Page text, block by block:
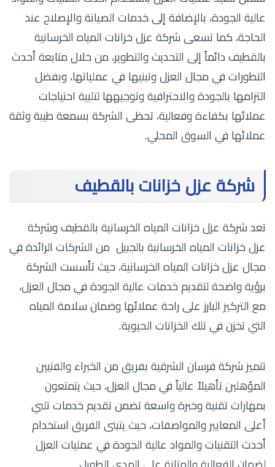
عالية الجودة، بالإضافة إلى خدمات الصيانة والإصلاح عند
الحاجة، كما تسعى شركة عزل خزانات المياه الخرسانية
بالقطيف دائماً إلى التحديث والتطوير، من خلال متابعة أحدث
التطورات في مجال العزل وتبنيها في عملياتها، وبفضل
التزامها بالجودة والاحترافية وتوجيهها لتلبية احتياجات
عملائها بكفاءة وفعالية، تحظى الشركة بسمعة طيبة وثقة
عملائها في السوق المحلي.
شركة عزل خزانات بالقطيف
تعد شركة عزل خزانات المياه الخرسانية بالقطيف و شركة
عزل خزانات المياه الخرسانية بالجبيل من الشركات الرائدة في
مجال عزل خزانات المياه الخرسانية، حيث تأسست الشركة
برؤية واضحة لتقديم خدمات عالية الجودة في مجال العزل،
مع التركيز البارز على راحة عملائها وضمان سلامة المياه
التي تخزن في تلك الخزانات الحيوية.
تتميز شركة فرسان الشرقية بفريق من الخبراء والفنيين
المؤهلين تأهيلاً عالياً في مجال العزل، حيث يتمتعون
بمهارات تقنية وخبرة واسعة تضمن تقديم خدمات تلبي
أعلى المعايير والمواصفات، حيث يتبنى الفريق استخدام
أحدث التقنيات والمواد عالية الجودة في عمليات العزل
لضمان الفعالية والمتانة على المدى الطويل.